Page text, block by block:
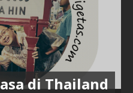
di Thailand